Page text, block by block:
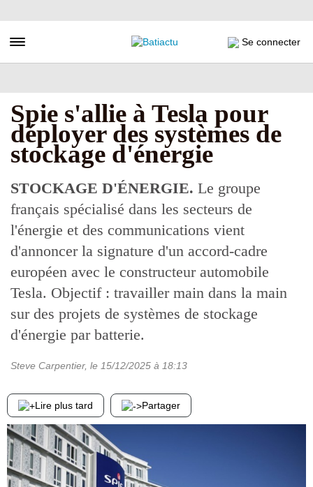
au
principal
Toggle navigation Se connecter
Spie s'allie à Tesla pour
déployer des systèmes de
stockage d'énergie
STOCKAGE D'ÉNERGIE. Le groupe
français spécialisé dans les secteurs de
l'énergie et des communications vient
d'annoncer la signature d'un accord-cadre
européen avec le constructeur automobile
Tesla. Objectif : travailler main dans la main
sur des projets de systèmes de stockage
d'énergie par batterie.
Steve Carpentier, le 15/12/2025 à 18:13
Lire plus tard Partager